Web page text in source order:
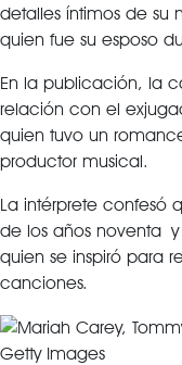
detalles íntimos de su
quien fue su esposo
En la publicación, la
relación con el
quien tuvo un
productor musical.
La intérprete confesó
de los años noventa
quien se inspiró para
canciones.
Getty Images